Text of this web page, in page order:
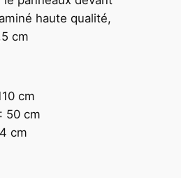
haute qualité,
cm
cm
50 cm
cm